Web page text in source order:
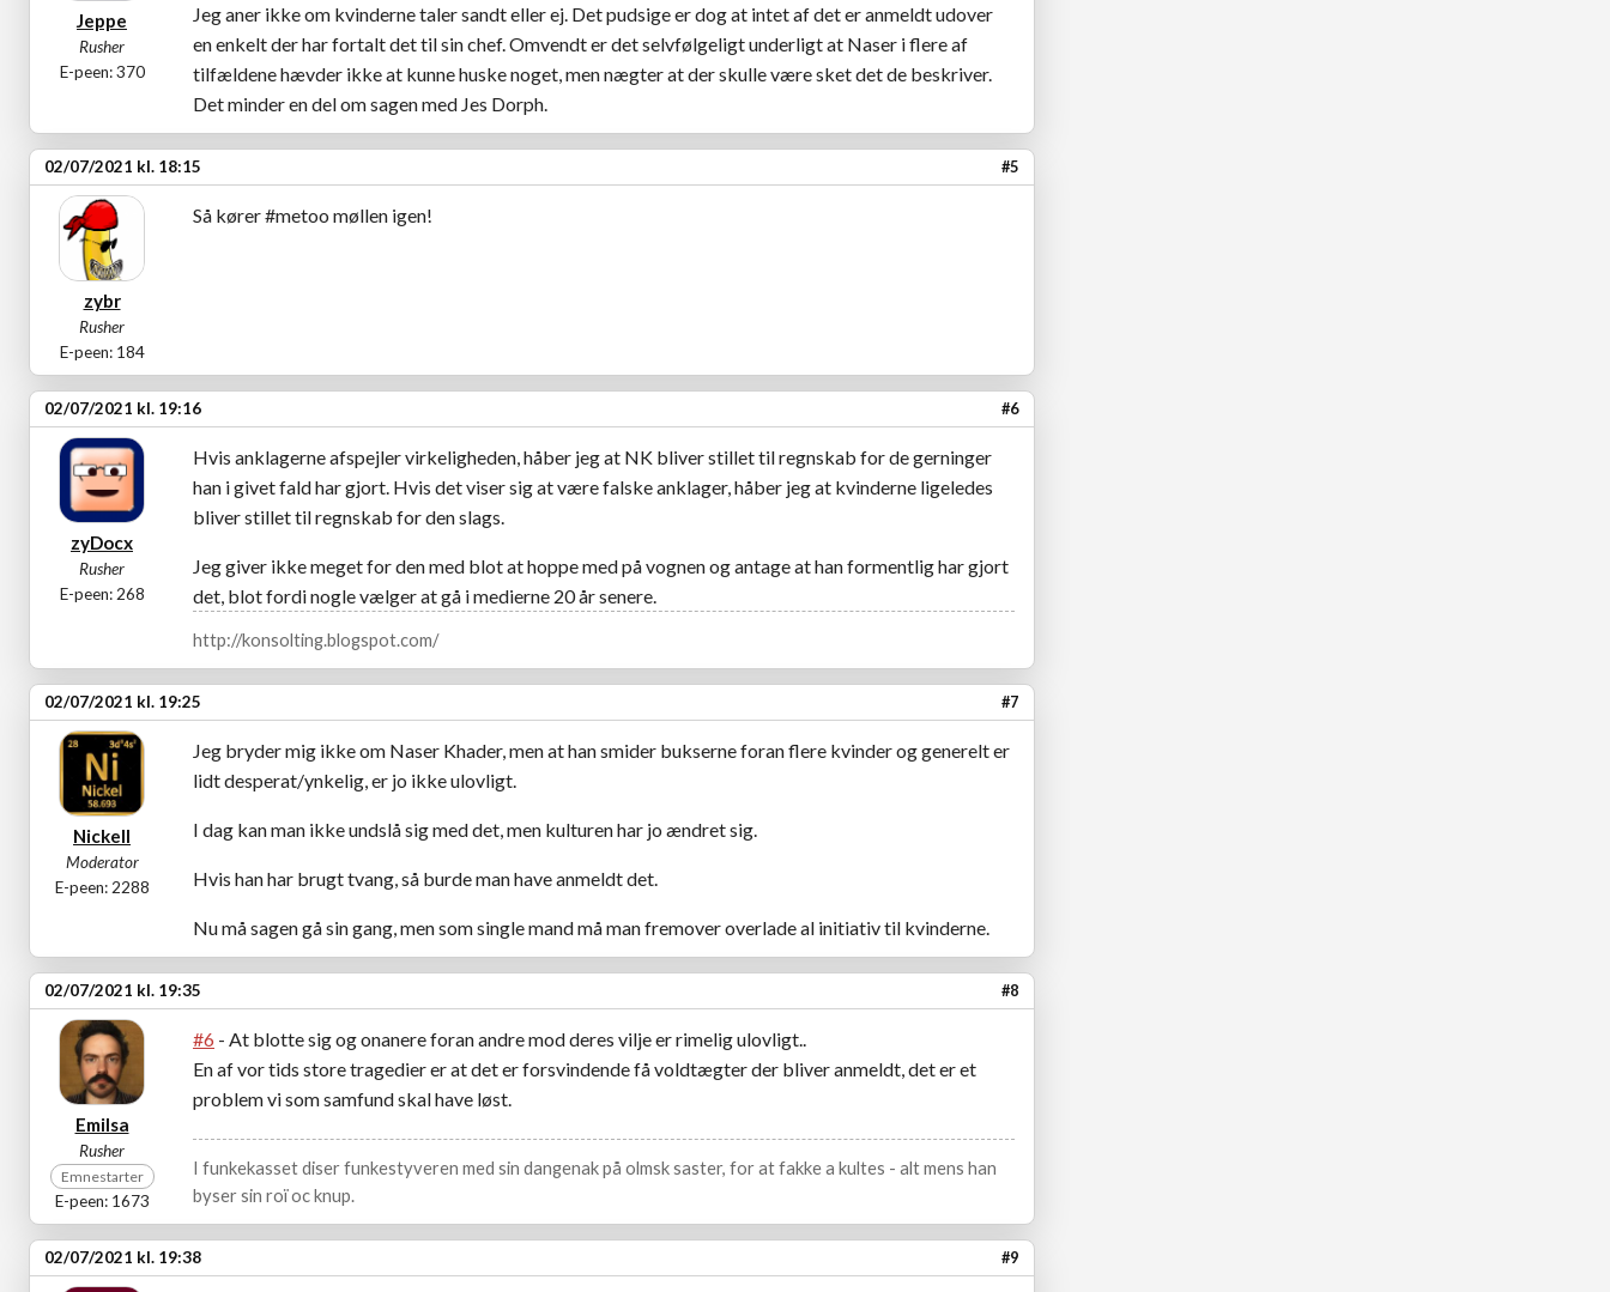
Jeppe
Rusher
E-peen: 370
Jeg aner ikke om kvinderne taler sandt eller ej. Det pudsige er dog at intet af det er anmeldt udover
en enkelt der har fortalt det til sin chef. Omvendt er det selvfølgeligt underligt at Naser i flere af
tilfældene hævder ikke at kunne huske noget, men nægter at der skulle være sket det de beskriver.
Det minder en del om sagen med Jes Dorph.
02/07/2021 kl. 18:15 #5
zybr
Rusher
E-peen: 184
Så kører #metoo møllen igen!
02/07/2021 kl. 19:16 #6
zyDocx
Rusher
E-peen: 268
Hvis anklagerne afspejler virkeligheden, håber jeg at NK bliver stillet til regnskab for de gerninger
han i givet fald har gjort. Hvis det viser sig at være falske anklager, håber jeg at kvinderne ligeledes
bliver stillet til regnskab for den slags.
Jeg giver ikke meget for den med blot at hoppe med på vognen og antage at han formentlig har gjort
det, blot fordi nogle vælger at gå i medierne 20 år senere.
http://konsolting.blogspot.com/
02/07/2021 kl. 19:25 #7
Nickell
Moderator
E-peen: 2288
Jeg bryder mig ikke om Naser Khader, men at han smider bukserne foran flere kvinder og generelt er
lidt desperat/ynkelig, er jo ikke ulovligt.
I dag kan man ikke undslå sig med det, men kulturen har jo ændret sig.
Hvis han har brugt tvang, så burde man have anmeldt det.
Nu må sagen gå sin gang, men som single mand må man fremover overlade al initiativ til kvinderne.
02/07/2021 kl. 19:35 #8
Emilsa
Rusher
Emnestarter
E-peen: 1673
#6 - At blotte sig og onanere foran andre mod deres vilje er rimelig ulovligt..
En af vor tids store tragedier er at det er forsvindende få voldtægter der bliver anmeldt, det er et
problem vi som samfund skal have løst.
I funkekasset diser funkestyveren med sin dangenak på olmsk saster, for at fakke a kultes - alt mens han
byser sin roï oc knup.
02/07/2021 kl. 19:38 #9